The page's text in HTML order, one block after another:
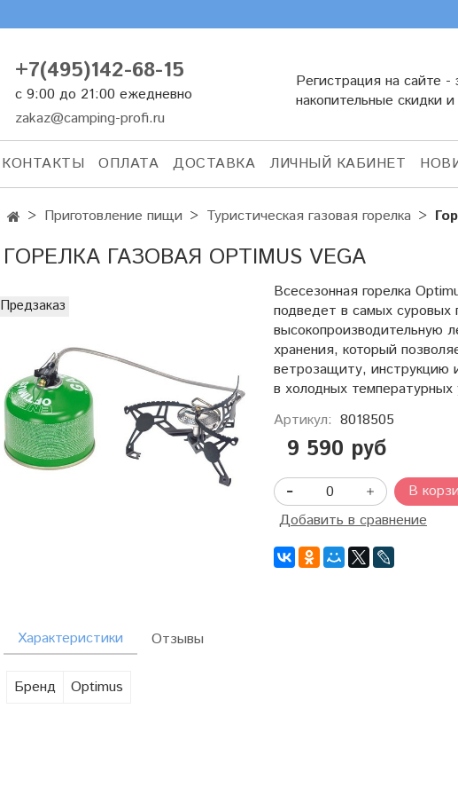
+7(495)142-68-15
с 9:00 до 21:00 ежедневно
zakaz@camping-profi.ru
Регистрация на сайте -
накопительные скидки
КОНТАКТЫ ОПЛАТА ДОСТАВКА ЛИЧНЫЙ КАБИНЕТ
Приготовление пищи Туристическая газовая горелка
ГОРЕЛКА ГАЗОВАЯ OPTIMUS VEGA
Предзаказ
Всесезонная горелка
подведет в самых суровых
высокопроизводительную
хранения, который
ветрозащиту, инструкцию
в холодных
Артикул: 8018505
9 590 руб
В
Добавить в сравнение
Характеристики
Бренд Optimus
Отзывы